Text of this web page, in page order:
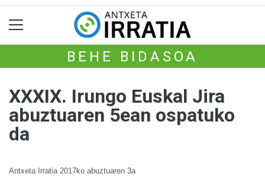
BEHE BIDASOA
XXXIX. Irungo Euskal Jira
abuztuaren 5ean ospatuko
da
Antxeta Irratia 2017ko abuztuaren 3a